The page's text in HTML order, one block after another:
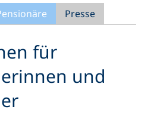
Presse
für
und